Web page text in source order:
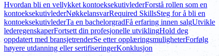
Hvordan bli en vellykket kontoeksekutivlederForstå rollen som en
kontoeksekutivlederNøkkelansvarRequired SkillsSteg for å bli en
kontoeksekutivlederTa en bachelorgradFå erfaring innen salgUtvikle
lederegenskaperFortsett din profesjonelle utviklingHold deg
oppdatert med bransjetrenderSe etter opplæringsmuligheterForfølg
høyere utdanning eller sertifiseringerKonklusjon